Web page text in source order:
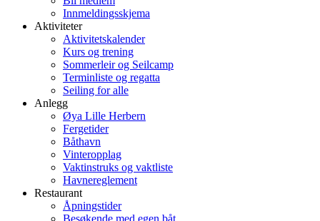
Innmeldingsskjema
Aktiviteter
Aktivitetskalender
Kurs og trening
Sommerleir og Seilcamp
Terminliste og regatta
Seiling for alle
Anlegg
Øya Lille Herbern
Fergetider
Båthavn
Vinteropplag
Vaktinstruks og vaktliste
Havnereglement
Restaurant
Åpningstider
Besøkende med egen båt